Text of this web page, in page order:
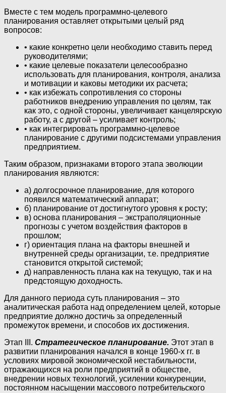
Вместе с тем модель программно-целевого
планирования оставляет открытыми целый ряд
вопросов:
• какие конкретно цели необходимо ставить перед
руководителями;
• какие целевые показатели целесообразно
использовать для планирования, контроля, анализа
и мотивации и каковы методики их расчета;
• как избежать сопротивления со стороны
работников внедрению управления по целям, так
как это, с одной стороны, увеличивает канцелярскую
работу, а с другой – усиливает контроль;
• как интегрировать программно-целевое
планирование с другими подсистемами управления
предприятием.
Таким образом, признаками второго этапа эволюции
планирования являются:
а) долгосрочное планирование, для которого
появился математический аппарат;
б) планирование от достигнутого уровня к росту;
в) основа планирования – экстраполяционные
прогнозы с учетом воздействия факторов в
прошлом;
г) ориентация плана на факторы внешней и
внутренней среды организации, т.е. предприятие
становится открытой системой;
д) направленность плана как на текущую, так и на
предстоящую доходность.
Для данного периода суть планирования – это
аналитическая работа над определением целей, которые
предприятие должно достичь за определенный
промежуток времени, и способов их достижения.
Этап III. Стратегическое планирование. Этот этап в
развитии планирования начался в конце 1960-х гг. в
условиях мировой экономической нестабильности,
отражающихся на роли предприятий в обществе,
внедрении новых технологий, усилении конкуренции,
постоянном насыщении массового потребительского